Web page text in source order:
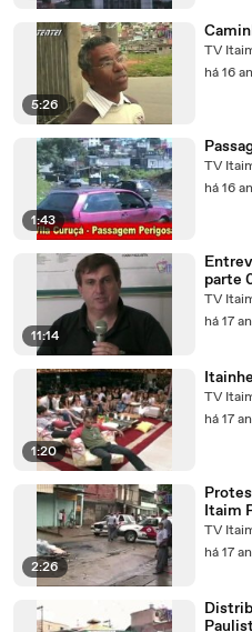
5:26
TV
há 16
1:43
TV
há 16
11:14
parte
TV
há 17
1:20
TV
há 17
2:26
Itaim
TV
há 17